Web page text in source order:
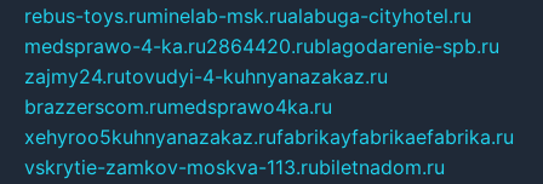
rebus-toys.ruminelab-msk.rualabuga-cityhotel.ru
medsprawo-4-ka.ru2864420.rublagodarenie-spb.ru
zajmy24.rutovudyi-4-kuhnyanazakaz.ru
brazzerscom.rumedsprawo4ka.ru
xehyroo5kuhnyanazakaz.rufabrikayfabrikaefabrika.ru
vskrytie-zamkov-moskva-113.rubiletnadom.ru